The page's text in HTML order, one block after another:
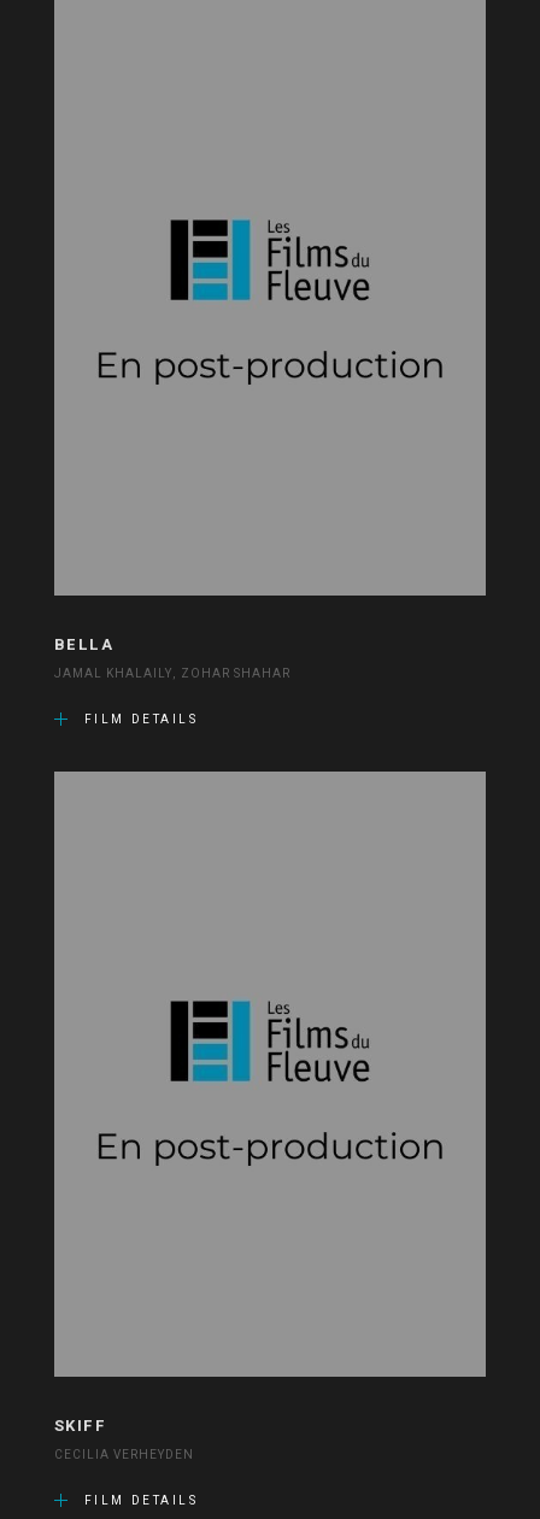
BELLA
JAMAL KHALAILY, ZOHAR SHAHAR
FILM DETAILS
SKIFF
CECILIA VERHEYDEN
FILM DETAILS